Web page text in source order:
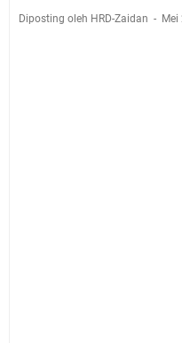
Diposting oleh HRD-Zaidan Mei